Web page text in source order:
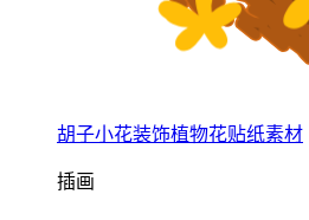
胡子小花装饰植物花贴纸素材
插画